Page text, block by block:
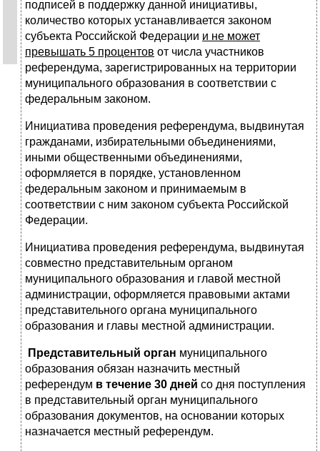
подписей в поддержку данной инициативы,
количество которых устанавливается законом
субъекта Российской Федерации и не может
превышать 5 процентов от числа участников
референдума, зарегистрированных на территории
муниципального образования в соответствии с
федеральным законом.
Инициатива проведения референдума, выдвинутая
гражданами, избирательными объединениями,
иными общественными объединениями,
оформляется в порядке, установленном
федеральным законом и принимаемым в
соответствии с ним законом субъекта Российской
Федерации.
Инициатива проведения референдума, выдвинутая
совместно представительным органом
муниципального образования и главой местной
администрации, оформляется правовыми актами
представительного органа муниципального
образования и главы местной администрации.
Представительный орган муниципального
образования обязан назначить местный
референдум в течение 30 дней со дня поступления
в представительный орган муниципального
образования документов, на основании которых
назначается местный референдум.